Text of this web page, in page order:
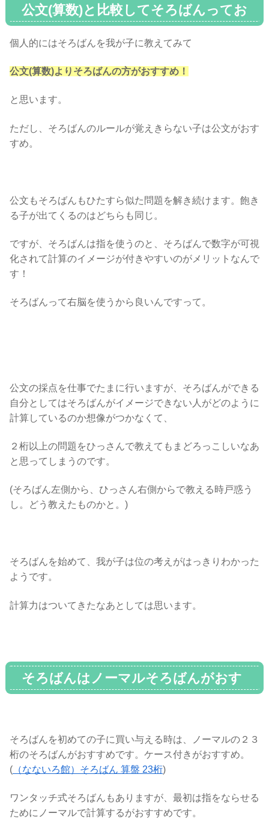
公文(算数)と比較してそろばんってお
個人的にはそろばんを我が子に教えてみて
公文(算数)よりそろばんの方がおすすめ！
と思います。
ただし、そろばんのルールが覚えきらない子は公文がおす
すめ。
公文もそろばんもひたすら似た問題を解き続けます。飽き
る子が出てくるのはどちらも同じ。
ですが、そろばんは指を使うのと、そろばんで数字が可視
化されて計算のイメージが付きやすいのがメリットなんで
す！
そろばんって右脳を使うから良いんですって。
公文の採点を仕事でたまに行いますが、そろばんができる
自分としてはそろばんがイメージできない人がどのように
計算しているのか想像がつかなくて、
２桁以上の問題をひっさんで教えてもまどろっこしいなあ
と思ってしまうのです。
(そろばん左側から、ひっさん右側からで教える時戸惑う
し。どう教えたものかと。)
そろばんを始めて、我が子は位の考えがはっきりわかった
ようです。
計算力はついてきたなあとしては思います。
そろばんはノーマルそろばんがおす
そろばんを初めての子に買い与える時は、ノーマルの２３
桁のそろばんがおすすめです。ケース付きがおすすめ。
( （なないろ館）そろばん 算盤 23桁)
ワンタッチ式そろばんもありますが、最初は指をならせる
ためにノーマルで計算するがおすすめです。